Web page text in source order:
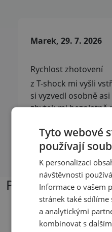
Marek, 29. 7. 2026
Rychlost zhotovení
z T-shock mi vyšli
si vyzvedl osobně
zbytek mi bezplatně
Přečíst
Podobné
Přizpůsobitelný
Tyto webové
používají
K personalizaci
návštěvnosti
Informace o vašem
stránek také
a analytickými
kombinovat s